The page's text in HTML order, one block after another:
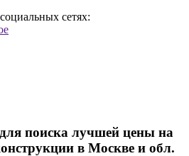
сетях:
поиска лучшей цены на
в Москве и обл.